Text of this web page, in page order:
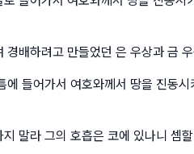
경배하려고 만들었던 은 우상과 금
에 들어가서 여호와께서 땅을 진동
말라 그의 호흡은 코에 있나니 셈